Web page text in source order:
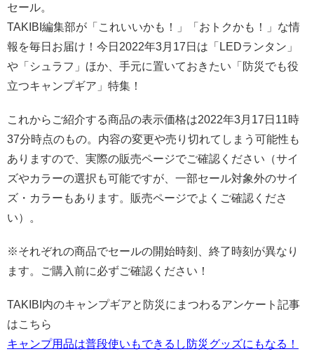
セール。
TAKIBI編集部が「これいいかも！」「おトクかも！」な情
報を毎日お届け！今日2022年3月17日は「LEDランタン」
や「シュラフ」ほか、手元に置いておきたい「防災でも役
立つキャンプギア」特集！
これからご紹介する商品の表示価格は2022年3月17日11時
37分時点のもの。内容の変更や売り切れてしまう可能性も
ありますので、実際の販売ページでご確認ください（サイ
ズやカラーの選択も可能ですが、一部セール対象外のサイ
ズ・カラーもあります。販売ページでよくご確認くださ
い）。
※それぞれの商品でセールの開始時刻、終了時刻が異なり
ます。ご購入前に必ずご確認ください！
TAKIBI内のキャンプギアと防災にまつわるアンケート記事
はこちら
キャンプ用品は普段使いもできるし防災グッズにもなる！